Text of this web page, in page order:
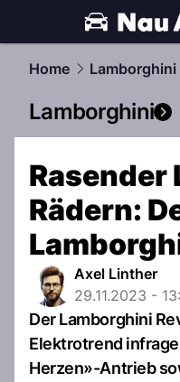
automobile.
Home Lamborghini
Lamborghini
Rasender
Rädern:
Axel Linther
29.11.2023 -
Der Lamborghini
Elektrotrend
Herzen»-Antrieb